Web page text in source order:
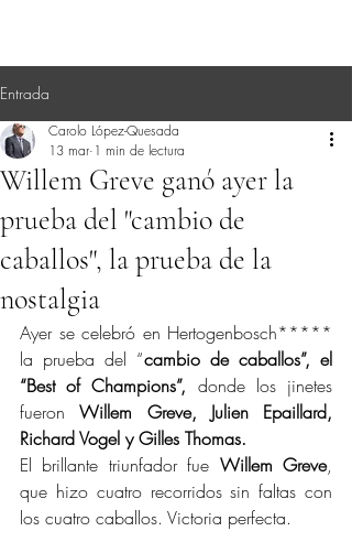
Entrada
Willem Greve ganó ayer la
prueba del "cambio de
caballos", la prueba de la
nostalgia
Carolo López-Quesada
13 mar 1 min de lectura
Ayer se celebró en Hertogenbosch*****
la prueba del “cambio de caballos”, el
“Best of Champions”, donde los jinetes
fueron Willem Greve, Julien Epaillard,
Richard Vogel y Gilles Thomas.
El brillante triunfador fue Willem Greve,
que hizo cuatro recorridos sin faltas con
los cuatro caballos. Victoria perfecta.